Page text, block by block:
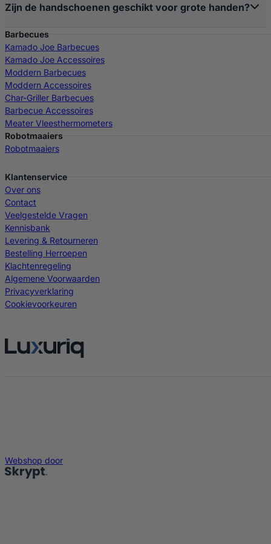
Zijn de handschoenen geschikt voor grote handen?
Barbecues
Kamado Joe Barbecues
Kamado Joe Accessoires
Moddern Barbecues
Moddern Accessoires
Char-Griller Barbecues
Barbecue Accessoires
Meater Vleesthermometers
Robotmaaiers
Robotmaaiers
Klantenservice
Over ons
Contact
Veelgestelde Vragen
Kennisbank
Levering & Retourneren
Bestelling Herroepen
Klachtenregeling
Algemene Voorwaarden
Privacyverklaring
Cookievoorkeuren
Webshop door